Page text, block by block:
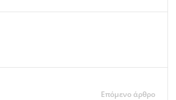
Επόμενο άρθρο